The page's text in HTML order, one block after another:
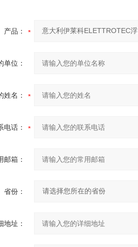
产品：
单位：
姓名：
电话：
邮箱：
省份：
地址：